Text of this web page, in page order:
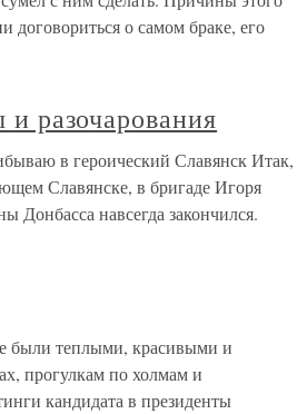
договориться о самом браке, его
разочарования
в героический Славянск Итак,
Славянске, в бригаде Игоря
Донбасса навсегда закончился.
были теплыми, красивыми и
прогулкам по холмам и
кандидата в президенты